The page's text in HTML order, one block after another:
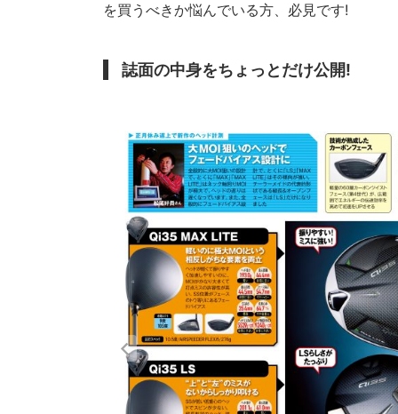
を買うべきか悩んでいる方、必見です!
誌面の中身をちょっとだけ公開!